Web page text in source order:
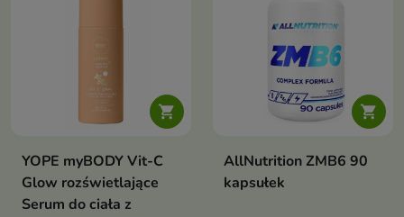

YOPE myBODY Vit-C
Glow rozświetlające
Serum do ciała z

AllNutrition ZMB6 90
kapsułek